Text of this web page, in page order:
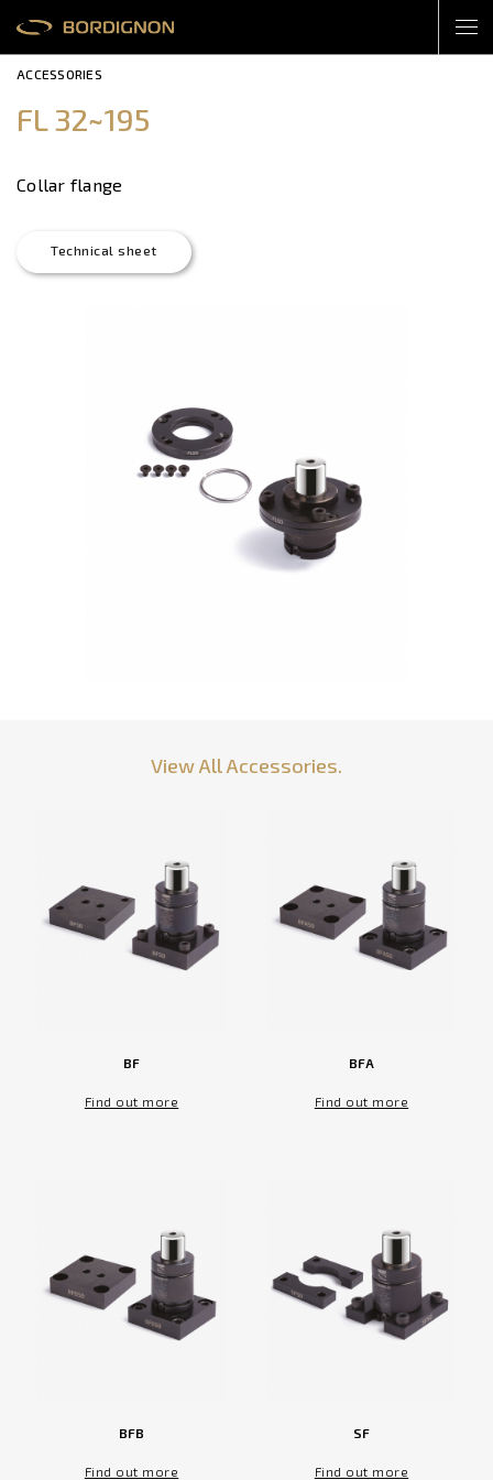
ACCESSORIES
FL 32~195
Collar flange
Technical sheet
View All Accessories.
BF
Find out more
BFA
Find out more
BFB
Find out more
SF
Find out more